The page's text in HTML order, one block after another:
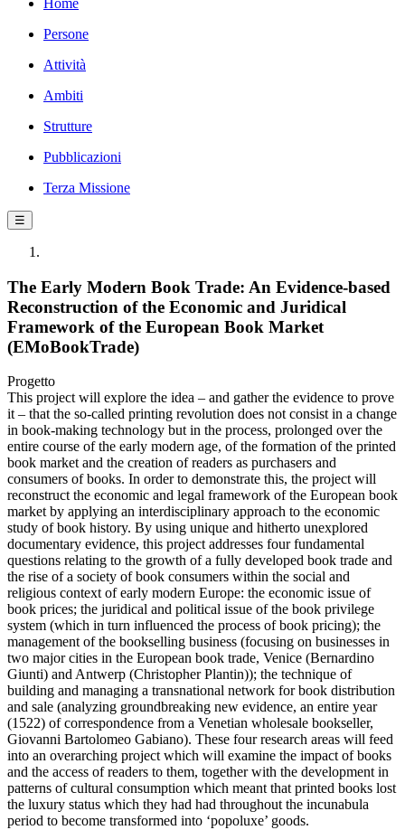
Home
Persone
Attività
Ambiti
Strutture
Pubblicazioni
Terza Missione
☰
The Early Modern Book Trade: An Evidence-based
Reconstruction of the Economic and Juridical
Framework of the European Book Market
(EMoBookTrade)
Progetto
This project will explore the idea – and gather the evidence to prove
it – that the so-called printing revolution does not consist in a change
in book-making technology but in the process, prolonged over the
entire course of the early modern age, of the formation of the printed
book market and the creation of readers as purchasers and
consumers of books. In order to demonstrate this, the project will
reconstruct the economic and legal framework of the European book
market by applying an interdisciplinary approach to the economic
study of book history. By using unique and hitherto unexplored
documentary evidence, this project addresses four fundamental
questions relating to the growth of a fully developed book trade and
the rise of a society of book consumers within the social and
religious context of early modern Europe: the economic issue of
book prices; the juridical and political issue of the book privilege
system (which in turn influenced the process of book pricing); the
management of the bookselling business (focusing on businesses in
two major cities in the European book trade, Venice (Bernardino
Giunti) and Antwerp (Christopher Plantin)); the technique of
building and managing a transnational network for book distribution
and sale (analyzing groundbreaking new evidence, an entire year
(1522) of correspondence from a Venetian wholesale bookseller,
Giovanni Bartolomeo Gabiano). These four research areas will feed
into an overarching project which will examine the impact of books
and the access of readers to them, together with the development in
patterns of cultural consumption which meant that printed books lost
the luxury status which they had had throughout the incunabula
period to become transformed into ‘popoluxe’ goods.